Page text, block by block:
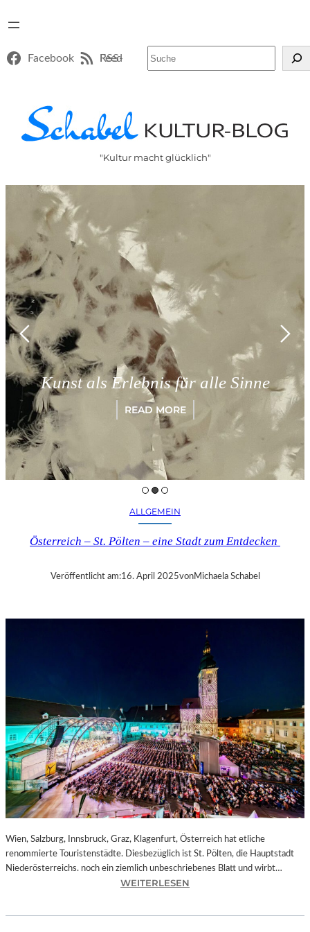
Facebook RSS-Feed
"Kultur macht glücklich"
als Erlebnis für alle Sinne
READ MORE
ALLGEMEIN
Österreich – St. Pölten – eine Stadt zum Entdecken
Veröffentlicht am:16. April 2025vonMichaela Schabel
Wien, Salzburg, Innsbruck, Graz, Klagenfurt, Österreich hat etliche
renommierte Touristenstädte. Diesbezüglich ist St. Pölten, die Hauptstadt
Niederösterreichs. noch ein ziemlich unbeschriebenes Blatt und wirbt…
WEITERLESEN